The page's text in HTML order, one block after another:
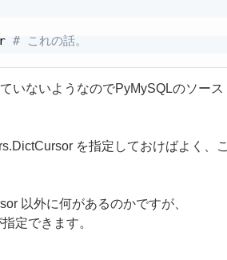
# これの話。
いないようなのでPyMySQLのソース
を指定しておけばよく、こ
以外に何があるのかですが、
定できます。